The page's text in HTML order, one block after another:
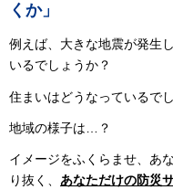
くか」
例えば、大きな地震が発生
いるでしょうか？
住まいはどうなっているで
地域の様子は…？
イメージをふくらませ、あ
り抜く、 あなただけの防災